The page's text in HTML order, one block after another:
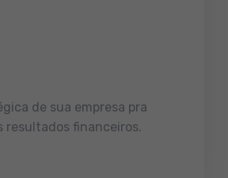
de sua empresa pra
resultados financeiros.